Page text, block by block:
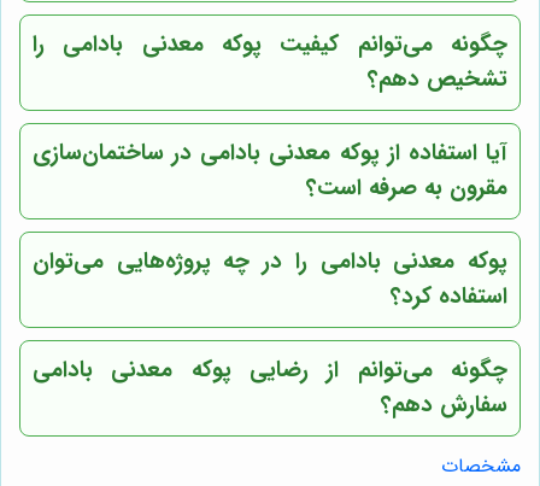
چگونه می‌توانم کیفیت پوکه معدنی بادامی را
تشخیص دهم؟
آیا استفاده از پوکه معدنی بادامی در ساختمان‌سازی
مقرون به صرفه است؟
پوکه معدنی بادامی را در چه پروژه‌هایی می‌توان
استفاده کرد؟
چگونه می‌توانم از رضایی پوکه معدنی بادامی
سفارش دهم؟
مشخصات